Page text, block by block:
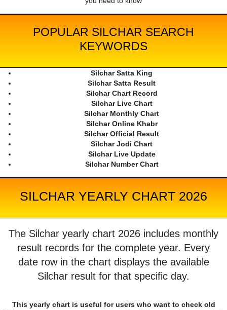
POPULAR SILCHAR SEARCH
KEYWORDS
Silchar Satta King
Silchar Satta Result
Silchar Chart Record
Silchar Live Chart
Silchar Monthly Chart
Silchar Online Khabr
Silchar Official Result
Silchar Jodi Chart
Silchar Live Update
Silchar Number Chart
SILCHAR YEARLY CHART 2026
The Silchar yearly chart 2026 includes monthly
result records for the complete year. Every
date row in the chart displays the available
Silchar result for that specific day.
This yearly chart is useful for users who want to check old